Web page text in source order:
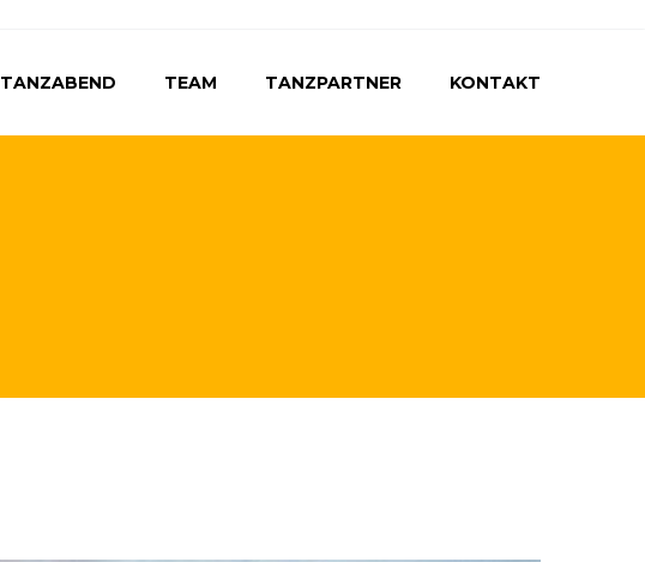
TANZABEND TEAM TANZPARTNER KONTAKT